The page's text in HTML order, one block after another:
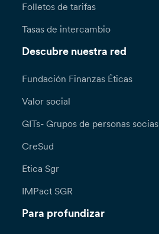
Folletos de tarifas
Tasas de intercambio
Descubre nuestra red
Fundación Finanzas Éticas
Valor social
GITs- Grupos de personas socias
CreSud
Etica Sgr
IMPact SGR
Para profundizar